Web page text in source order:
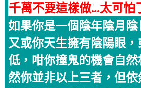
千萬不要這樣做...太可怕
如果你是一個陰年陰月陰
又或你天生擁有陰陽眼
低，咁你撞鬼的機會自
然你並非以上三者，但